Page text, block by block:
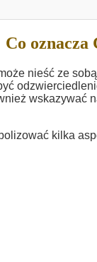
Co oznacza
nieść ze
wskazywać
kilka